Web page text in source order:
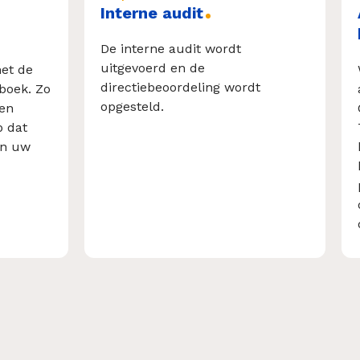
de
Zo
dat
uw
Interne audit
De interne audit wordt
uitgevoerd en de
directiebeoordeling wordt
opgesteld.